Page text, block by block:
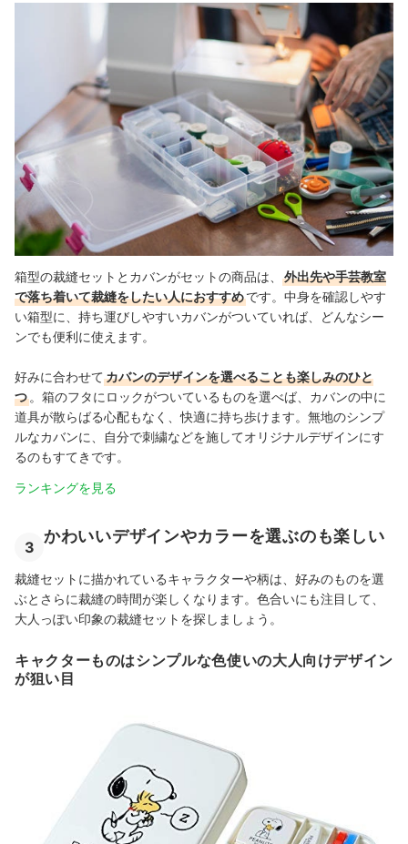
箱型の裁縫セットとカバンがセットの商品は、
外出先や手芸教室
で落ち着いて裁縫をしたい人におすすめです。中身を確認しやす
い箱型に、持ち運びしやすいカバンがついていれば、どんなシー
ンでも便利に使えます。
好みに合わせてカバンのデザインを選べることも楽しみのひと
つ 。 箱のフタにロックがついているものを選べば、カバンの中に
道具が散らばる心配もなく、快適に持ち歩けます。 無地のシンプ
ルなカバンに、自分で刺繍などを施してオリジナルデザインにす
るのもすてきです。
ランキングを見る
3
かわいいデザインやカラーを選ぶのも楽しい
裁縫セットに描かれているキャラクターや柄は、好みのものを選
ぶとさらに裁縫の時間が楽しくなります。色合いにも注目して、
大人っぽい印象の裁縫セットを探しましょう。
キャクターものはシンプルな色使いの大人向けデザイン
が狙い目